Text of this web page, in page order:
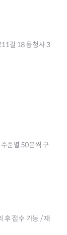
길 18 동청사 3
준별 50분씩 구
후 접수 가능 / 재